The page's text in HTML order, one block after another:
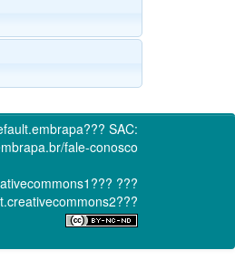
SAC:
fale-conosco
???